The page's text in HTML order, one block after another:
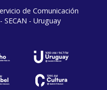
de Comunicación
SECAN - Uruguay